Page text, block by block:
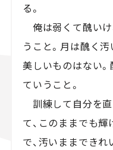
る。
俺は弱くて醜い
うこと。月は醜く
美しいものはない
ていうこと。
訓練して自分を直
て、このままでも
で、汚いままできれ